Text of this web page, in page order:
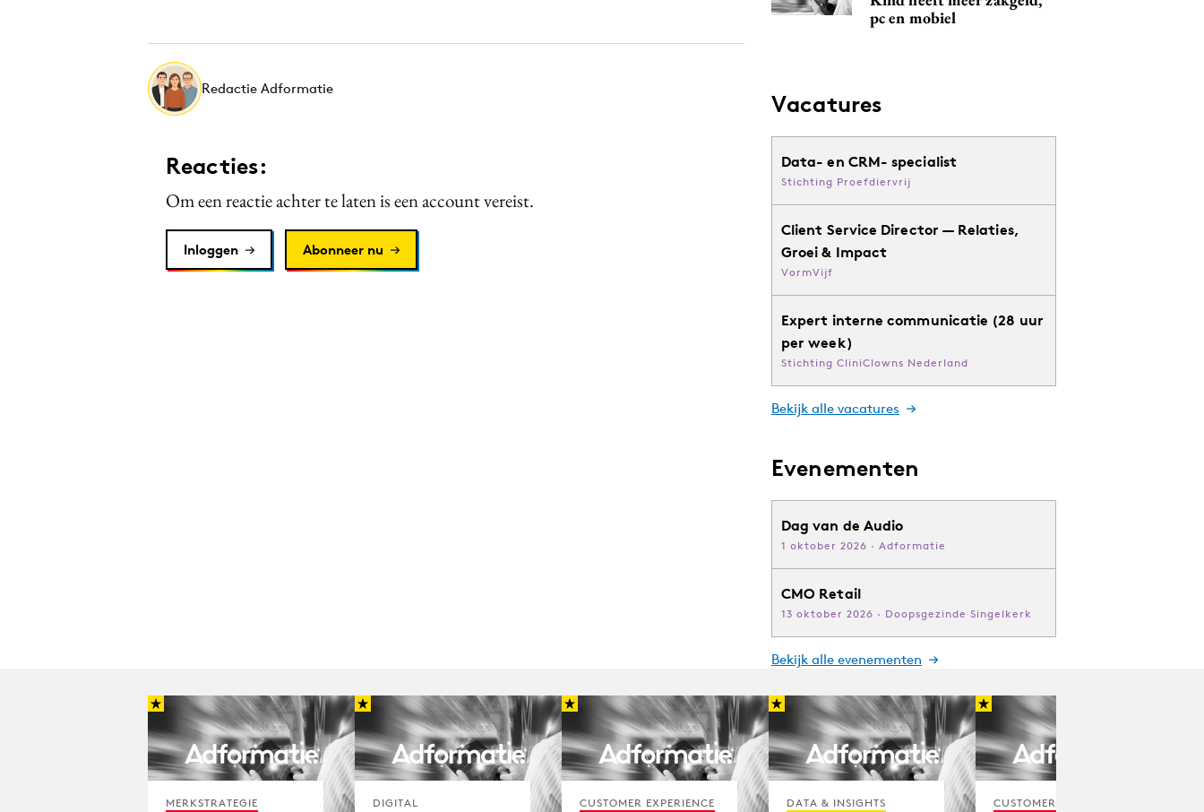
Redactie Adformatie
Reacties:
Om een reactie achter te laten is een account vereist.
Inloggen Abonneer nu
pc en mobiel
Vacatures
Data- en CRM- specialist
Stichting Proefdiervrij
Client Service Director — Relaties,
Groei & Impact
VormVijf
Expert interne communicatie (28 uur
per week)
Stichting CliniClowns Nederland
Bekijk alle vacatures
Evenementen
Dag van de Audio
1 oktober 2026 · Adformatie
CMO Retail
13 oktober 2026 · Doopsgezinde Singelkerk
Bekijk alle evenementen
MERKSTRATEGIE
DIGITAL
CUSTOMER EXPERIENCE DATA & INSIGHTS CUSTOMER EXPERIENCE